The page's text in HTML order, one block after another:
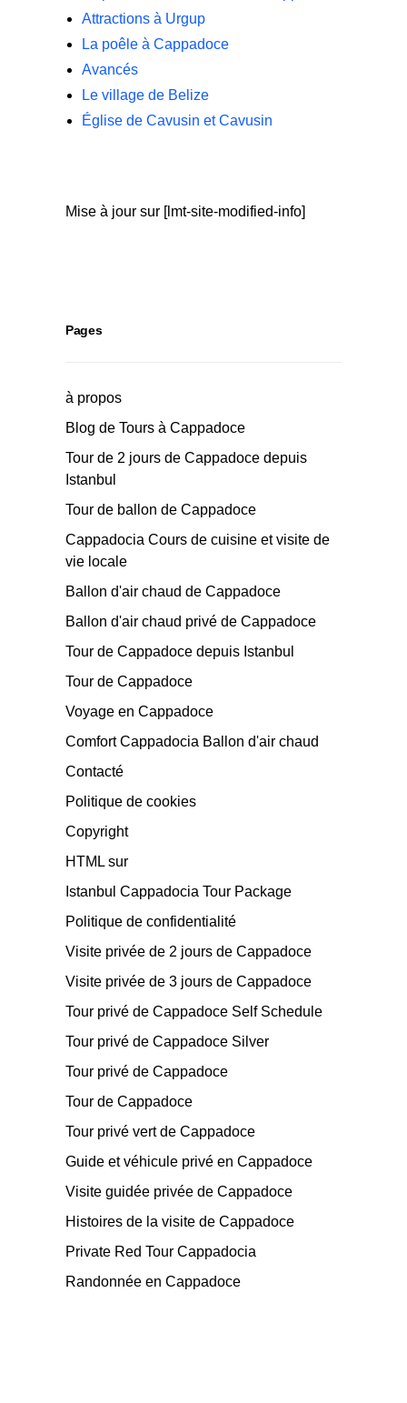
Attractions à Urgup
La poêle à Cappadoce
Avancés
Le village de Belize
Église de Cavusin et Cavusin
Mise à jour sur [lmt-site-modified-info]
Pages
à propos
Blog de Tours à Cappadoce
Tour de 2 jours de Cappadoce depuis
Istanbul
Tour de ballon de Cappadoce
Cappadocia Cours de cuisine et visite de
vie locale
Ballon d'air chaud de Cappadoce
Ballon d'air chaud privé de Cappadoce
Tour de Cappadoce depuis Istanbul
Tour de Cappadoce
Voyage en Cappadoce
Comfort Cappadocia Ballon d'air chaud
Contacté
Politique de cookies
Copyright
HTML sur
Istanbul Cappadocia Tour Package
Politique de confidentialité
Visite privée de 2 jours de Cappadoce
Visite privée de 3 jours de Cappadoce
Tour privé de Cappadoce Self Schedule
Tour privé de Cappadoce Silver
Tour privé de Cappadoce
Tour de Cappadoce
Tour privé vert de Cappadoce
Guide et véhicule privé en Cappadoce
Visite guidée privée de Cappadoce
Histoires de la visite de Cappadoce
Private Red Tour Cappadocia
Randonnée en Cappadoce